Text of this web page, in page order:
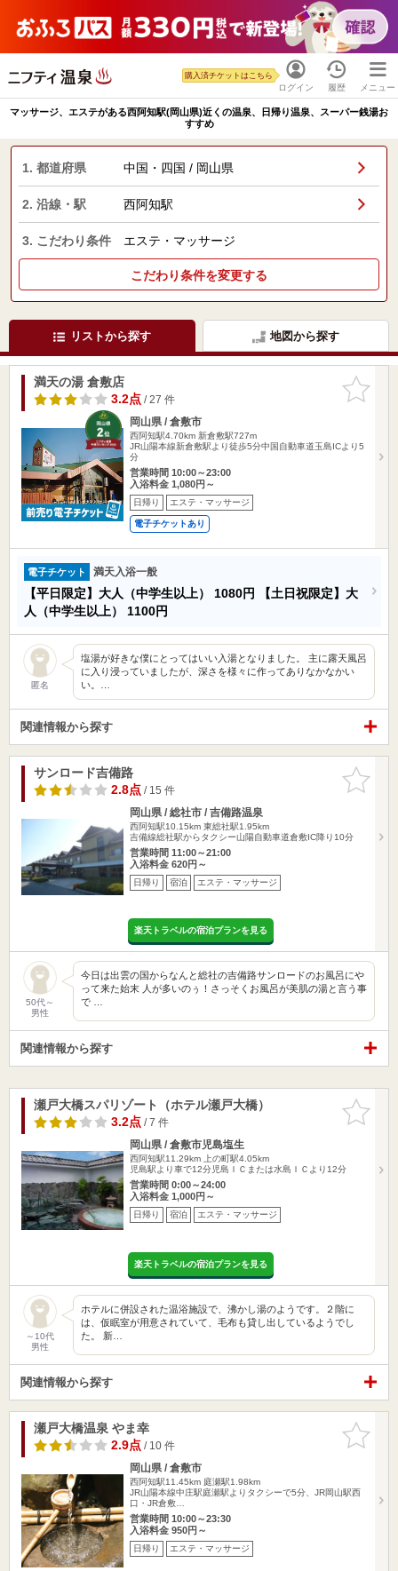
ログイン
購入済チケットはこちら
履歴 メニュー
マッサージ、エステがある西阿知駅(岡山県)近くの温泉、日帰り温泉、スーパー銭湯お
すすめ
1. 都道府県 中国・四国 / 岡山県
2. 沿線・駅 西阿知駅
3. こだわり条件 エステ・マッサージ
こだわり条件を変更する
リストから探す 地図から探す
お気に入
りに追加
満天の湯 倉敷店
3.2点/ 27 件
岡山県 / 倉敷市
西阿知駅4.70km 新倉敷駅727m
JR山陽本線新倉敷駅より徒歩5分中国自動車道玉島ICより5
分
営業時間 10:00～23:00
入浴料金 1,080円～
日帰り エステ・マッサージ
電子チケットあり
電子チケット 満天入浴一般
【平日限定】大人（中学生以上） 1080円
【土日祝限定】大
人（中学生以上） 1100円
匿名
塩湯が好きな僕にとってはいい入湯となりました。 主に露天風呂
に入り浸っていましたが、深さを様々に作ってありなかなかい
い。…
関連情報から探す
お気に入
りに追加
サンロード吉備路
2.8点/ 15 件
岡山県 / 総社市 / 吉備路温泉
西阿知駅10.15km 東総社駅1.95km
吉備線総社駅からタクシー山陽自動車道倉敷IC降り10分
営業時間 11:00～21:00
入浴料金 620円～
日帰り 宿泊 エステ・マッサージ
楽天トラベルの宿泊プランを見る
50代～
男性
今日は出雲の国からなんと総社の吉備路サンロードのお風呂にや
って来た始末 人が多いのぅ！さっそくお風呂が美肌の湯と言う事
で …
関連情報から探す
お気に入
りに追加
瀬戸大橋スパリゾート（ホテル瀬戸大橋）
3.2点/ 7 件
岡山県 / 倉敷市児島塩生
西阿知駅11.29km
上の町駅4.05km
児島駅より車で12分児島ＩＣまたは水島ＩＣより12分
営業時間 0:00～24:00
入浴料金 1,000円～
日帰り 宿泊 エステ・マッサージ
楽天トラベルの宿泊プランを見る
～10代
男性
ホテルに併設された温浴施設で、沸かし湯のようです。２階に
は、仮眠室が用意されていて、毛布も貸し出しているようでし
た。 新…
関連情報から探す
お気に入
りに追加
瀬戸大橋温泉 やま幸
2.9点/ 10 件
岡山県 / 倉敷市
西阿知駅11.45km 庭瀬駅1.98km
JR山陽本線中庄駅庭瀬駅よりタクシーで5分、JR岡山駅西
口・JR倉敷…
営業時間 10:00～23:30
入浴料金 950円～
日帰り エステ・マッサージ